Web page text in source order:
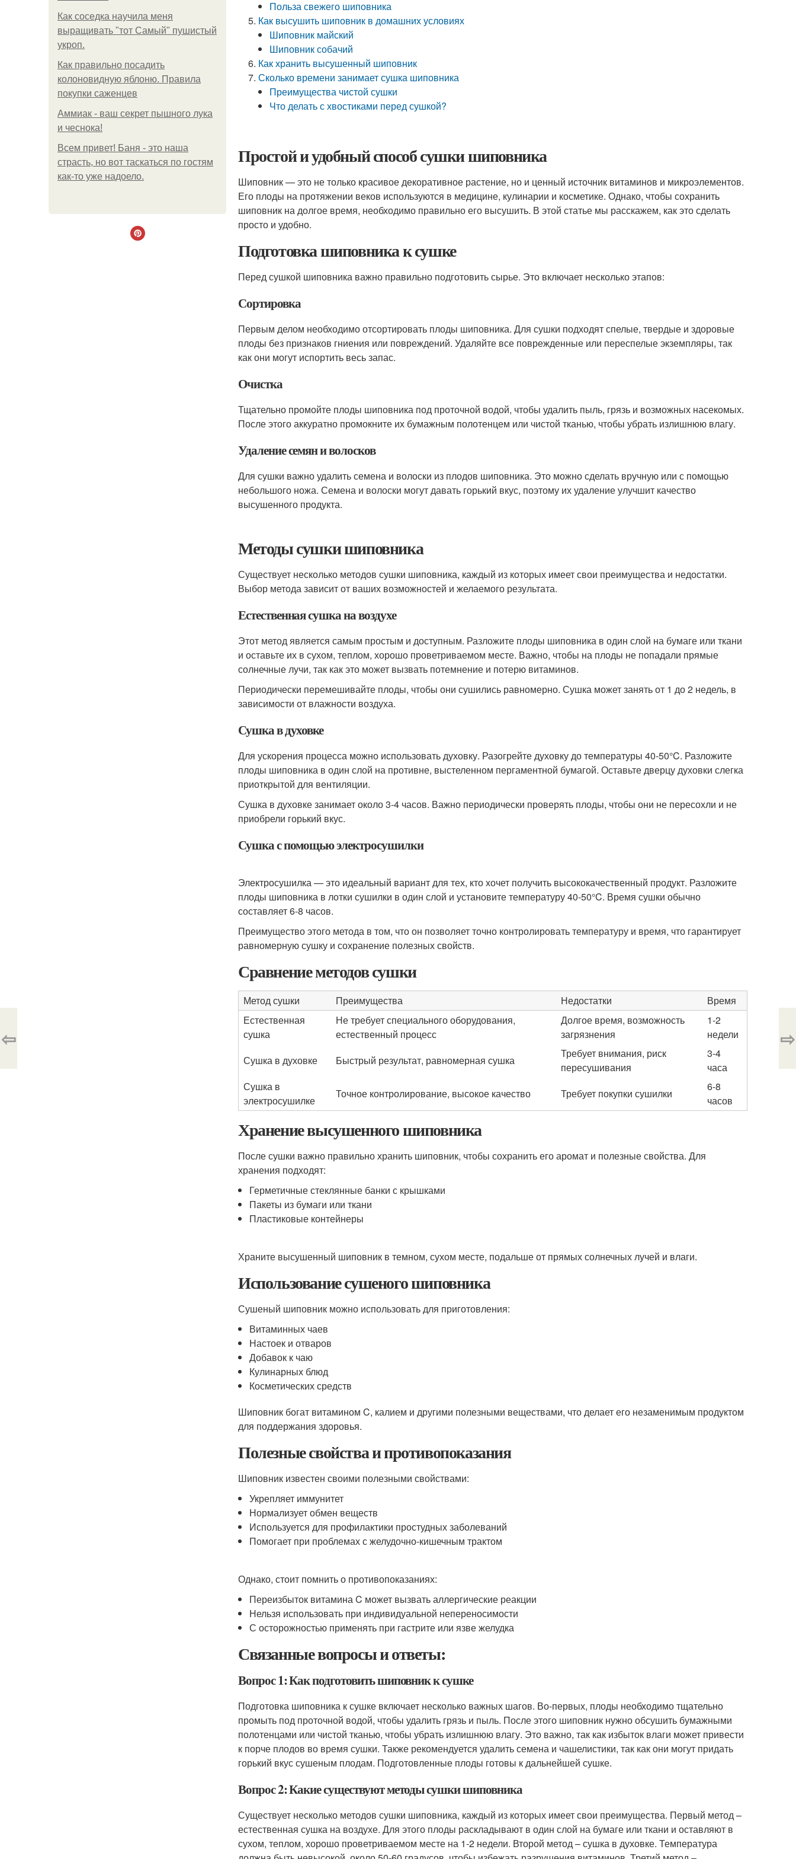
Как соседка научила меня
выращивать "тот Самый" пушистый
укроп.
Как правильно посадить
колоновидную яблоню. Правила
покупки саженцев
Аммиак - ваш секрет пышного лука
и чеснока!
Всем привет! Баня - это наша
страсть, но вот таскаться по гостям
как-то уже надоело.
Польза свежего шиповника
Как высушить шиповник в домашних условиях
Шиповник майский
Шиповник собачий
Как хранить высушенный шиповник
Сколько времени занимает сушка шиповника
Преимущества чистой сушки
Что делать с хвостиками перед сушкой?
Простой и удобный способ сушки шиповника
Шиповник — это не только красивое декоративное растение, но и ценный источник витаминов и микроэлементов.
Его плоды на протяжении веков используются в медицине, кулинарии и косметике. Однако, чтобы сохранить
шиповник на долгое время, необходимо правильно его высушить. В этой статье мы расскажем, как это сделать
просто и удобно.
Подготовка шиповника к сушке
Перед сушкой шиповника важно правильно подготовить сырье. Это включает несколько этапов:
Сортировка
Первым делом необходимо отсортировать плоды шиповника. Для сушки подходят спелые, твердые и здоровые
плоды без признаков гниения или повреждений. Удаляйте все поврежденные или переспелые экземпляры, так
как они могут испортить весь запас.
Очистка
Тщательно промойте плоды шиповника под проточной водой, чтобы удалить пыль, грязь и возможных насекомых.
После этого аккуратно промокните их бумажным полотенцем или чистой тканью, чтобы убрать излишнюю влагу.
Удаление семян и волосков
Для сушки важно удалить семена и волоски из плодов шиповника. Это можно сделать вручную или с помощью
небольшого ножа. Семена и волоски могут давать горький вкус, поэтому их удаление улучшит качество
высушенного продукта.
Методы сушки шиповника
Существует несколько методов сушки шиповника, каждый из которых имеет свои преимущества и недостатки.
Выбор метода зависит от ваших возможностей и желаемого результата.
Естественная сушка на воздухе
Этот метод является самым простым и доступным. Разложите плоды шиповника в один слой на бумаге или ткани
и оставьте их в сухом, теплом, хорошо проветриваемом месте. Важно, чтобы на плоды не попадали прямые
солнечные лучи, так как это может вызвать потемнение и потерю витаминов.
Периодически перемешивайте плоды, чтобы они сушились равномерно. Сушка может занять от 1 до 2 недель, в
зависимости от влажности воздуха.
Сушка в духовке
Для ускорения процесса можно использовать духовку. Разогрейте духовку до температуры 40-50°C. Разложите
плоды шиповника в один слой на противне, выстеленном пергаментной бумагой. Оставьте дверцу духовки слегка
приоткрытой для вентиляции.
Сушка в духовке занимает около 3-4 часов. Важно периодически проверять плоды, чтобы они не пересохли и не
приобрели горький вкус.
Сушка с помощью электросушилки
Электросушилка — это идеальный вариант для тех, кто хочет получить высококачественный продукт. Разложите
плоды шиповника в лотки сушилки в один слой и установите температуру 40-50°C. Время сушки обычно
составляет 6-8 часов.
Преимущество этого метода в том, что он позволяет точно контролировать температуру и время, что гарантирует
равномерную сушку и сохранение полезных свойств.
Сравнение методов сушки
Метод сушки Преимущества Недостатки
Время
Естественная
сушка
Не требует специального оборудования,
естественный процесс
Долгое время, возможность
загрязнения
1-2
недели
Сушка в духовке
Быстрый результат, равномерная сушка
Требует внимания, риск
пересушивания
3-4
часа
Сушка в
электросушилке
Точное контролирование, высокое качество Требует покупки сушилки
6-8
часов
Хранение высушенного шиповника
После сушки важно правильно хранить шиповник, чтобы сохранить его аромат и полезные свойства. Для
хранения подходят:
Герметичные стеклянные банки с крышками
Пакеты из бумаги или ткани
Пластиковые контейнеры
Храните высушенный шиповник в темном, сухом месте, подальше от прямых солнечных лучей и влаги.
Использование сушеного шиповника
Сушеный шиповник можно использовать для приготовления:
Витаминных чаев
Настоек и отваров
Добавок к чаю
Кулинарных блюд
Косметических средств
Шиповник богат витамином C, калием и другими полезными веществами, что делает его незаменимым продуктом
для поддержания здоровья.
Полезные свойства и противопоказания
Шиповник известен своими полезными свойствами:
Укрепляет иммунитет
Нормализует обмен веществ
Используется для профилактики простудных заболеваний
Помогает при проблемах с желудочно-кишечным трактом
Однако, стоит помнить о противопоказаниях:
Переизбыток витамина C может вызвать аллергические реакции
Нельзя использовать при индивидуальной непереносимости
С осторожностью применять при гастрите или язве желудка
Связанные вопросы и ответы:
Вопрос 1: Как подготовить шиповник к сушке
Подготовка шиповника к сушке включает несколько важных шагов. Во-первых, плоды необходимо тщательно
промыть под проточной водой, чтобы удалить грязь и пыль. После этого шиповник нужно обсушить бумажными
полотенцами или чистой тканью, чтобы убрать излишнюю влагу. Это важно, так как избыток влаги может привести
к порче плодов во время сушки. Также рекомендуется удалить семена и чашелистики, так как они могут придать
горький вкус сушеным плодам. Подготовленные плоды готовы к дальнейшей сушке.
Вопрос 2: Какие существуют методы сушки шиповника
Существует несколько методов сушки шиповника, каждый из которых имеет свои преимущества. Первый метод –
естественная сушка на воздухе. Для этого плоды раскладывают в один слой на бумаге или ткани и оставляют в
сухом, теплом, хорошо проветриваемом месте на 1-2 недели. Второй метод – сушка в духовке. Температура
⇦ ⇨